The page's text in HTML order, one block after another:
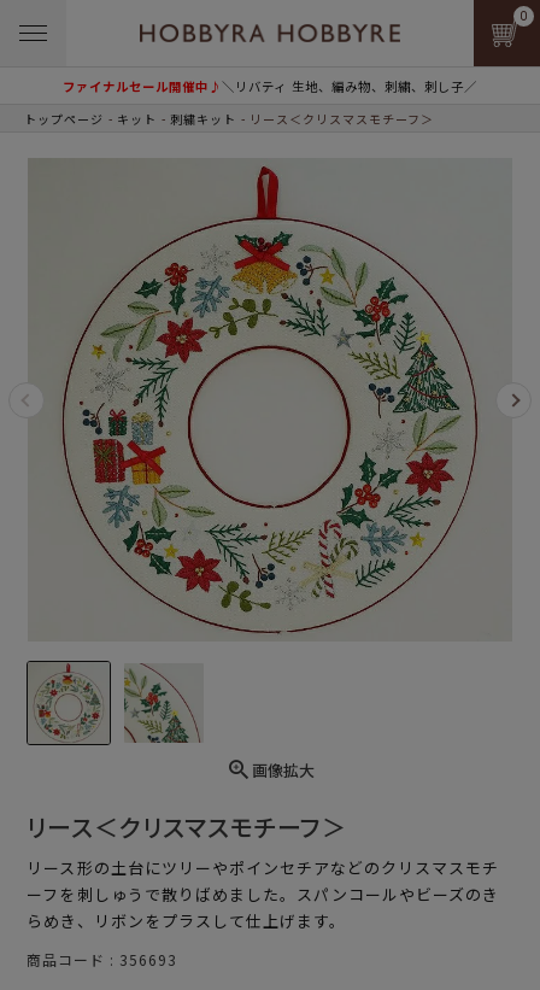
ファイナルセール開催中♪＼リバティ 生地、編み物、刺繍、刺し子／
0
トップページ キット 刺繍キット リース＜クリスマスモチーフ＞
画像拡大
リース＜クリスマスモチーフ＞
リース形の土台にツリーやポインセチアなどのクリスマスモチ
ーフを刺しゅうで散りばめました。スパンコールやビーズのき
らめき、リボンをプラスして仕上げます。
商品コード 356693